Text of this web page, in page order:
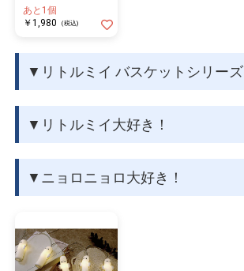
あと1個
￥1,980
(税込)
▼リトルミイ バスケットシリーズ
▼リトルミイ大好き！
▼ニョロニョロ大好き！